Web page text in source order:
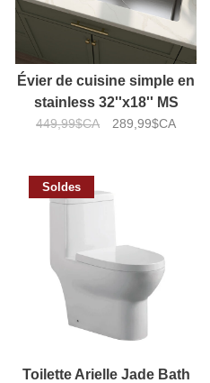
Évier de cuisine simple en
stainless 32''x18'' MS
449,99$CA 289,99$CA
Soldes
Toilette Arielle Jade Bath